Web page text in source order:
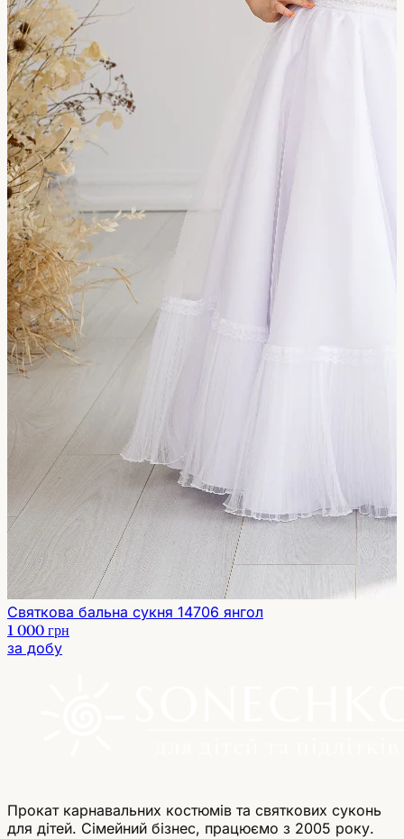
Святкова бальна сукня 14706 янгол
1 000 грн
за добу
Прокат карнавальних костюмів та святкових суконь
для дітей. Сімейний бізнес, працюємо з 2005 року.